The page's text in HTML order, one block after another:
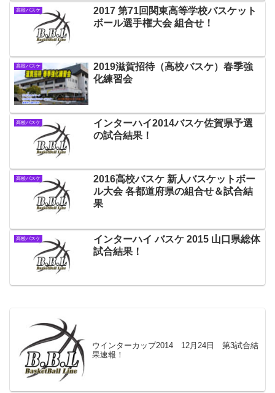
高校バスケ
2017 第71回関東高等学校バスケット
ボール選手権大会 組合せ！
高校バスケ
2019滋賀招待（高校バスケ）春季強
化練習会
高校バスケ
インターハイ2014バスケ佐賀県予選
の試合結果！
高校バスケ
2016高校バスケ 新人バスケットボー
ル大会 各都道府県の組合せ＆試合結
果
高校バスケ
インターハイ バスケ 2015 山口県総体
試合結果！
ウインターカップ2014 12月24日 第3試合結
果速報！